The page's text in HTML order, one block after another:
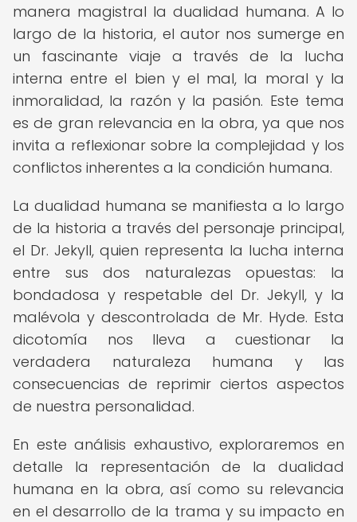
manera magistral la dualidad humana. A lo
largo de la historia, el autor nos sumerge en
un fascinante viaje a través de la lucha
interna entre el bien y el mal, la moral y la
inmoralidad, la razón y la pasión. Este tema
es de gran relevancia en la obra, ya que nos
invita a reflexionar sobre la complejidad y los
conflictos inherentes a la condición humana.
La dualidad humana se manifiesta a lo largo
de la historia a través del personaje principal,
el Dr. Jekyll, quien representa la lucha interna
entre sus dos naturalezas opuestas: la
bondadosa y respetable del Dr. Jekyll, y la
malévola y descontrolada de Mr. Hyde. Esta
dicotomía nos lleva a cuestionar la
verdadera naturaleza humana y las
consecuencias de reprimir ciertos aspectos
de nuestra personalidad.
En este análisis exhaustivo, exploraremos en
detalle la representación de la dualidad
humana en la obra, así como su relevancia
en el desarrollo de la trama y su impacto en